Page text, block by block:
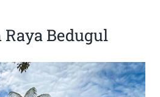
Bedugul